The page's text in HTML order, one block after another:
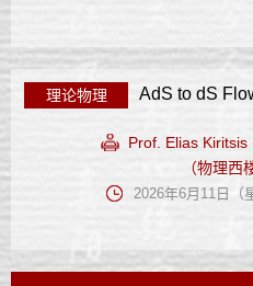
理论物理 AdS to dS
Prof. Elias
（物理西
2026年6月11日（